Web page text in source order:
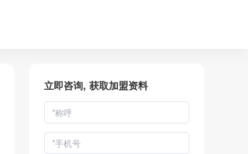
立即咨询, 获取加盟资料